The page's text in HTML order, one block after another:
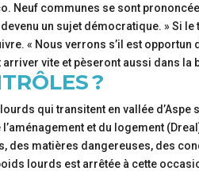
Neuf communes se sont
un sujet démocratique. » Si
« Nous verrons s’il est opportun
vite et pèseront aussi dans la
?
qui transitent en vallée
et du logement
des matières dangereuses, des
lourds est arrêtée à cette